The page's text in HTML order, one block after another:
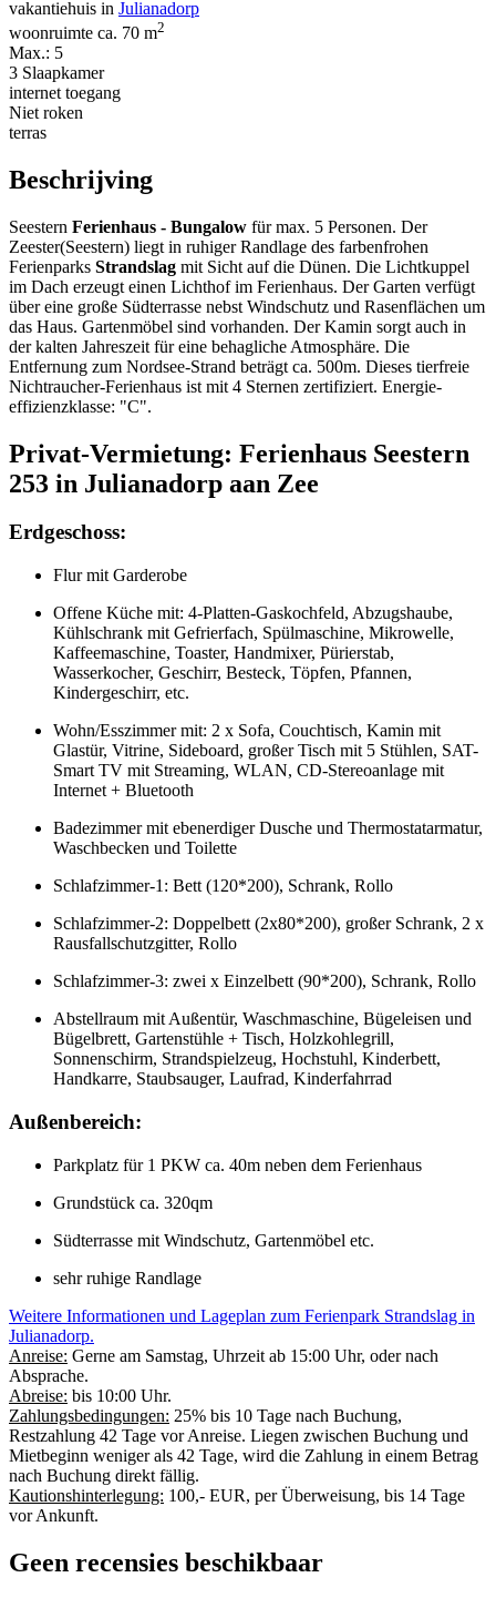
vakantiehuis in Julianadorp
woonruimte ca. 70 m2
Max.: 5
3 Slaapkamer
internet toegang
Niet roken
terras
Beschrijving
Seestern Ferienhaus - Bungalow für max. 5 Personen. Der
Zeester(Seestern) liegt in ruhiger Randlage des farbenfrohen
Ferienparks Strandslag mit Sicht auf die Dünen. Die Lichtkuppel
im Dach erzeugt einen Lichthof im Ferienhaus. Der Garten verfügt
über eine große Südterrasse nebst Windschutz und Rasenflächen um
das Haus. Gartenmöbel sind vorhanden. Der Kamin sorgt auch in
der kalten Jahreszeit für eine behagliche Atmosphäre. Die
Entfernung zum Nordsee-Strand beträgt ca. 500m. Dieses tierfreie
Nichtraucher-Ferienhaus ist mit 4 Sternen zertifiziert. Energie­
effizienz­klasse: "C".
Privat-Vermietung: Ferienhaus Seestern
253 in Julianadorp aan Zee
Erdgeschoss:
Flur mit Garderobe
Offene Küche mit: 4-Platten-Gaskochfeld, Abzugshaube,
Kühlschrank mit Gefrierfach, Spülmaschine, Mikrowelle,
Kaffeemaschine, Toaster, Handmixer, Pürierstab,
Wasserkocher, Geschirr, Besteck, Töpfen, Pfannen,
Kindergeschirr, etc.
Wohn/Esszimmer mit: 2 x Sofa, Couchtisch, Kamin mit
Glastür, Vitrine, Sideboard, großer Tisch mit 5 Stühlen, SAT-
Smart TV mit Streaming, WLAN, CD-Stereoanlage mit
Internet + Bluetooth
Badezimmer mit ebenerdiger Dusche und Thermostatarmatur,
Waschbecken und Toilette
Schlafzimmer-1: Bett (120*200), Schrank, Rollo
Schlafzimmer-2: Doppelbett (2x80*200), großer Schrank, 2 x
Rausfallschutzgitter, Rollo
Schlafzimmer-3: zwei x Einzelbett (90*200), Schrank, Rollo
Abstellraum mit Außentür, Waschmaschine, Bügeleisen und
Bügelbrett, Gartenstühle + Tisch, Holzkohlegrill,
Sonnenschirm, Strandspielzeug, Hochstuhl, Kinderbett,
Handkarre, Staubsauger, Laufrad, Kinderfahrrad
Außenbereich:
Parkplatz für 1 PKW ca. 40m neben dem Ferienhaus
Grundstück ca. 320qm
Südterrasse mit Windschutz, Gartenmöbel etc.
sehr ruhige Randlage
Weitere Informationen und Lageplan zum Ferienpark Strandslag in
Julianadorp.
Anreise: Gerne am Samstag, Uhrzeit ab 15:00 Uhr, oder nach
Absprache.
Abreise: bis 10:00 Uhr.
Zahlungsbedingungen: 25% bis 10 Tage nach Buchung,
Restzahlung 42 Tage vor Anreise. Liegen zwischen Buchung und
Mietbeginn weniger als 42 Tage, wird die Zahlung in einem Betrag
nach Buchung direkt fällig.
Kautionshinterlegung: 100,- EUR, per Überweisung, bis 14 Tage
vor Ankunft.
Geen recensies beschikbaar